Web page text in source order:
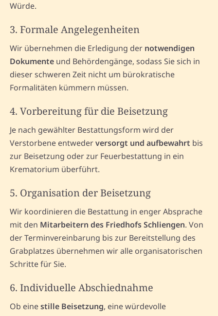
Würde.
3. Formale Angelegenheiten
Wir übernehmen die Erledigung der notwendigen
Dokumente und Behördengänge, sodass Sie sich in
dieser schweren Zeit nicht um bürokratische
Formalitäten kümmern müssen.
4. Vorbereitung für die Beisetzung
Je nach gewählter Bestattungsform wird der
Verstorbene entwederversorgt und aufbewahrt bis
zur Beisetzung oder zur Feuerbestattung in ein
Krematorium überführt.
5. Organisation der Beisetzung
Wir koordinieren die Bestattung in enger Absprache
mit den Mitarbeitern des Friedhofs Schliengen. Von
der Terminvereinbarung bis zur Bereitstellung des
Grabplatzes übernehmen wir alle organisatorischen
Schritte für Sie.
6. Individuelle Abschiednahme
Ob einestille Beisetzung, eine würdevolle